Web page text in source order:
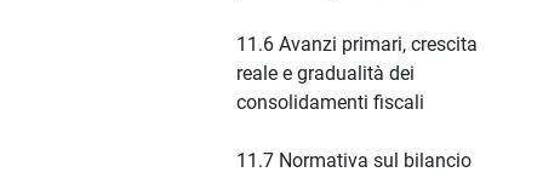
11.6 Avanzi primari, crescita
reale e gradualità dei
consolidamenti fiscali
11.7 Normativa sul bilancio